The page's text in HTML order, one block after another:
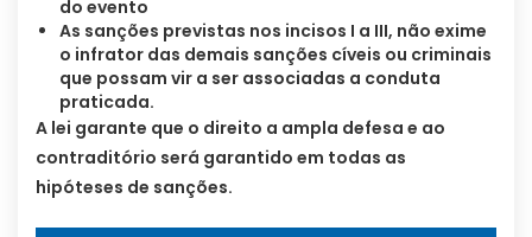
do evento
As sanções previstas nos incisos I a III, não exime
o infrator das demais sanções cíveis ou criminais
que possam vir a ser associadas a conduta
praticada.
A lei garante que o direito a ampla defesa e ao
contraditório será garantido em todas as
hipóteses de sanções.